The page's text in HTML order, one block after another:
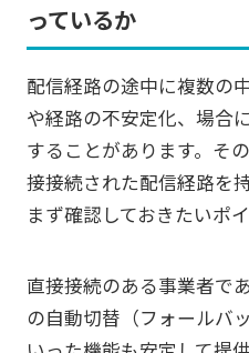
っているか
配信経路の途中に複数の
や経路の不安定化、場合
することがあります。そ
接接続された配信経路を
まず確認しておきたいポイ
直接接続のある事業者で
の自動切替（フォールバ